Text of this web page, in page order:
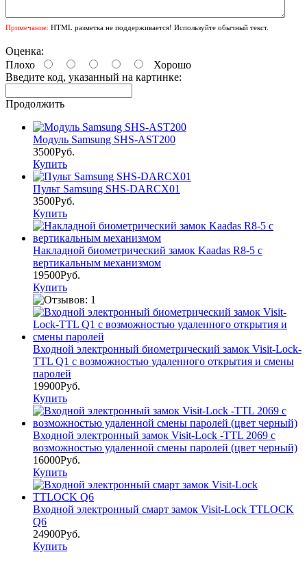
Примечание: HTML разметка не поддерживается! Используйте обычный текст.
Оценка:
Плохо
Хорошо
Введите код, указанный на картинке:
Продолжить
Модуль Samsung SHS-AST200
3500Руб.
Купить
Пульт Samsung SHS-DARCX01
3500Руб.
Купить
Накладной биометрический замок Kaadas R8-5 с
вертикальным механизмом
19500Руб.
Купить
Входной электронный биометрический замок Visit-Lock-
TTL Q1 с возможностью удаленного открытия и смены
паролей
19900Руб.
Купить
Входной электронный замок Visit-Lock -TTL 2069 с
возможностью удаленной смены паролей (цвет черный)
16000Руб.
Купить
Входной электронный смарт замок Visit-Lock TTLOCK
Q6
24900Руб.
Купить